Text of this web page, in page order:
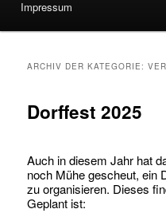
Impressum
ARCHIV DER KATEGORIE:
Dorffest 2025
Auch in diesem Jahr hat
noch Mühe gescheut, ein
zu organisieren. Dieses
Geplant ist: